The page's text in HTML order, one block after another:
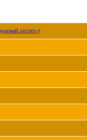
отсчёт»)